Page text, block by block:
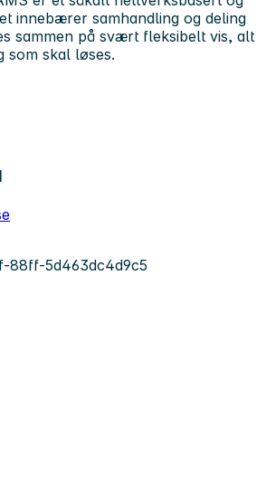
innebærer samhandling og deling
sammen på svært fleksibelt vis, alt
som skal løses.
88ff-5d463dc4d9c5